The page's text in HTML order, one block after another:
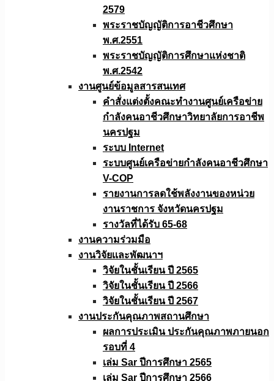
2579
พระราชบัญญัติการอาชีวศึกษา
พ.ศ.2551
พระราชบัญญัติการศึกษาแห่งชาติ
พ.ศ.2542
งานศูนย์ข้อมูลสารสนเทศ
คำสั่งแต่งตั้งคณะทำงานศูนย์เครือข่าย
กำลังคนอาชีวศึกษาวิทยาลัยการอาชีพ
นครปฐม
ระบบ Internet
ระบบศูนย์เครือข่ายกำลังคนอาชีวศึกษา
V-COP
รายงานการลดใช้พลังงานของหน่วย
งานราชการ จังหวัดนครปฐม
รางวัลที่ได้รับ 65-68
งานความร่วมมือ
งานวิจัยเเละพัฒนาฯ
วิจัยในชั้นเรียน ปี 2565
วิจัยในชั้นเรียน ปี 2566
วิจัยในชั้นเรียน ปี 2567
งานประกันคุณภาพสถานศึกษา
ผลการประเมิน ประกันคุณภาพภายนอก
รอบที่ 4
เล่ม Sar ปีการศึกษา 2565
เล่ม Sar ปีการศึกษา 2566